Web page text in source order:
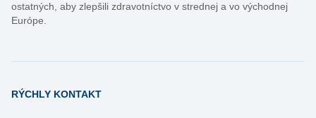
ostatných, aby zlepšili zdravotníctvo v strednej a vo východnej
Európe.
RÝCHLY KONTAKT